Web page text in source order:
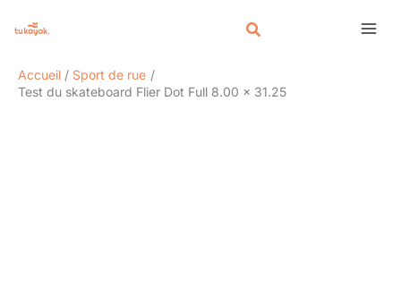
Accueil
Sport de rue
Test du skateboard Flier Dot Full 8.00 x 31.25